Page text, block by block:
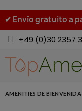
✔ Envío gratuito a
+49 (0)30 2357
AMENITIES DE BIENVENIDA